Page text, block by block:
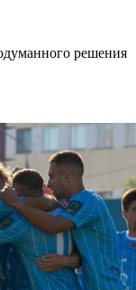
решения